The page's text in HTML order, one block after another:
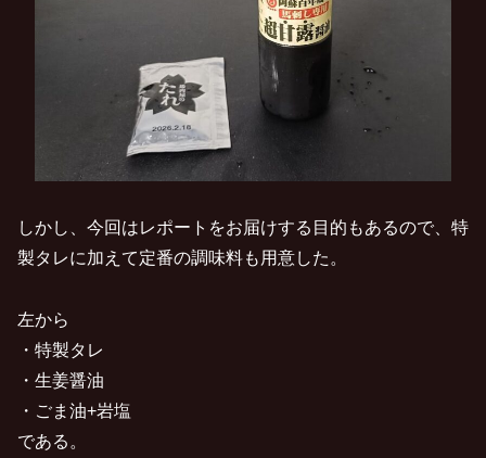
しかし、今回はレポートをお届けする目的もあるので、特
製タレに加えて定番の調味料も用意した。
左から
・特製タレ
・生姜醤油
・ごま油+岩塩
である。